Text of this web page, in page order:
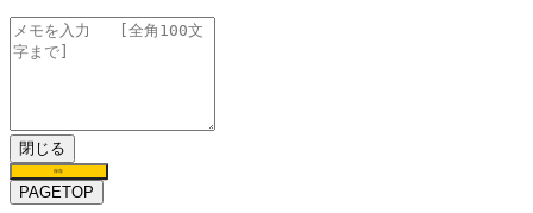
閉じる
保存
PAGETOP